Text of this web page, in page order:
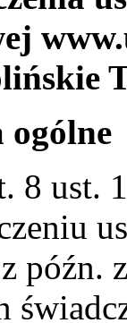
ogólne
8 ust.
późn.